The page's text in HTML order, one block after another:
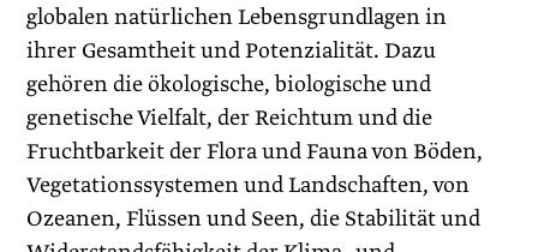
globalen natürlichen Lebensgrundlagen in
ihrer Gesamtheit und Potenzialität. Dazu
gehören die ökologische, biologische und
genetische Vielfalt, der Reichtum und die
Fruchtbarkeit der Flora und Fauna von Böden,
Vegetationssystemen und Landschaften, von
Ozeanen, Flüssen und Seen, die Stabilität und